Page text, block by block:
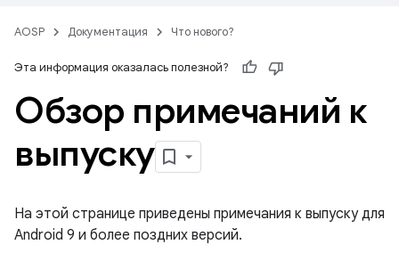
AOSP Документация Что нового?
Эта информация оказалась полезной?
Обзор примечаний к
выпуску
На этой странице приведены примечания к выпуску для
Android 9 и более поздних версий.